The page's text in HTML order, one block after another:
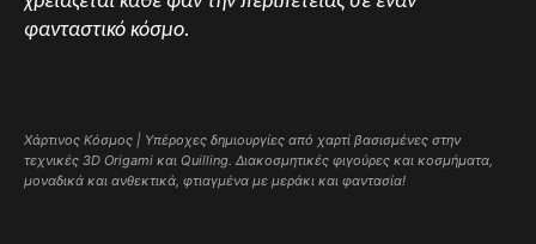
φανταστικό κόσμο.
Χάρτινος Κόσμος | Υπέροχες δημιουργίες από χαρτί βασισμένες στην
τεχνικές 3D Origami και Quilling. Διακοσμητικές φιγούρες και κοσμήματα,
μοναδικά και ανθεκτικά, φτιαγμένα με μεράκι και φαντασία!